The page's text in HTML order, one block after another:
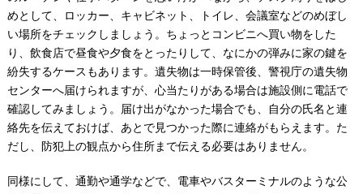
めとして、ロッカー、キャビネット、トイレ、会議室などのめぼし
い場所をチェックしましょう。ちょっとコンビニへ買い物をした
り、飲食店で昼食や夕食をとったりして、なにかの弾みに家の鍵を
紛失するケースもあります。遺失物は一時保管後、警視庁の遺失物
センターへ届けられますが、心当たりがある場合は施設側に電話で
確認してみましょう。届け出がなかった場合でも、自分の氏名と連
絡先を伝えておけば、あとで見つかった際に連絡がもらえます。た
だし、防犯上の観点から住所まで伝える必要はありません。
同様にして、通勤や通学などで、電車やバスターミナルのような公